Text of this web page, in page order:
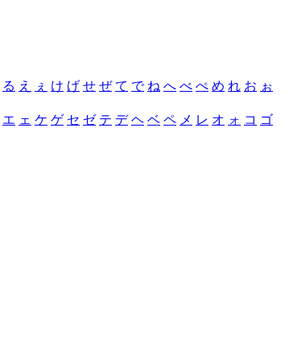
る え ぇ け げ せ ぜ て で ね へ べ ぺ め れ お ぉ
エ ェ ケ ゲ セ ゼ テ デ ヘ ベ ペ メ レ オ ォ コ ゴ